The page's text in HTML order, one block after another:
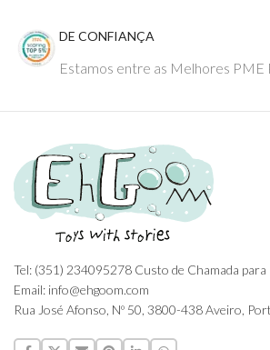
DE CONFIANÇA
Estamos entre as Melhores PME
Tel: (351) 234095278 Custo de Chamada para
Email: info@ehgoom.com
Rua José Afonso, Nº 50, 3800-438 Aveiro,